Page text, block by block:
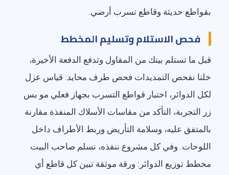
بقواطع حديثة وقاطع تسرب أرضي.
فحص الاستلام وتسليم المخطط
قبل ما تستلم بيتك من المقاول وتدفع الدفعة الأخيرة،
خلنا نفحص التمديدات فحص طرف محايد: قياس عزل
لكل الدوائر، اختبار قواطع التسرب بجهاز فعلي مو بس
زر التجربة، التأكد من مقاسات الأسلاك المنفذة مقارنة
بالمتفق عليه، وسلامة التأريض وربط الأطراف داخل
اللوحات. وفي كل مشروع ننفذه، نسلم صاحب البيت
مخطط توزيع الدوائر: ورقة موثقة تبين كل قاطع أي